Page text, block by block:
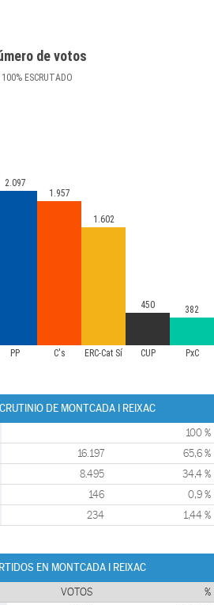
de votos
100% ESCRUTADO
PP C's ERC-Cat Sí CUP PxC
2.097
1.957
1.602
450 382
DE MONTCADA I REIXAC
100 %
16.197 65,6 %
8.495 34,4 %
146 0,9 %
234 1,44 %
EN MONTCADA I REIXAC
VOTOS %